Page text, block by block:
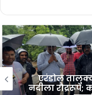
ठप्प,